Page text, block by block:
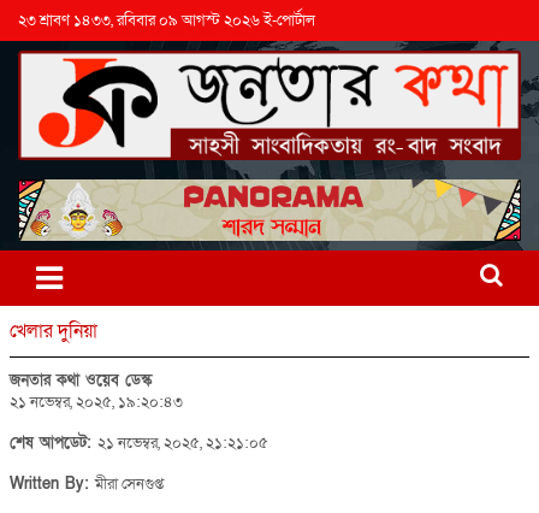
২৩ শ্রাবণ ১৪৩৩, রবিবার ০৯ আগস্ট ২০২৬ ই-পোর্টাল
খেলার দুনিয়া
জনতার কথা ওয়েব ডেস্ক
২১ নভেম্বর, ২০২৫, ১৯:২০:৪৩
শেষ আপডেট: ২১ নভেম্বর, ২০২৫, ২১:২১:০৫
Written By:মীরা সেনগুপ্ত